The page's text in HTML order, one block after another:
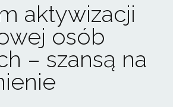
aktywizacji
osób
– szansą na